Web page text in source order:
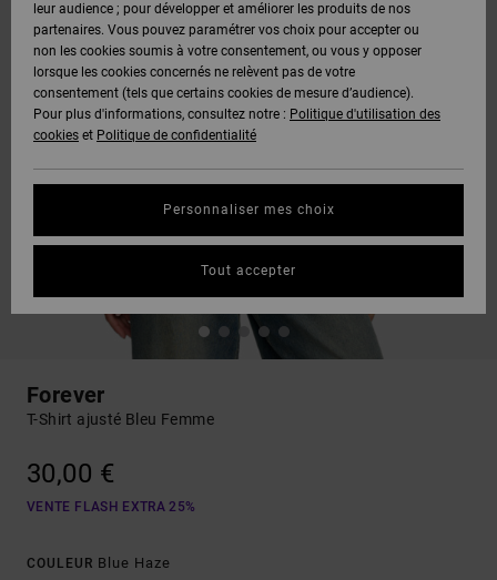
Forever
T-Shirt ajusté Bleu Femme
30,00 €
VENTE FLASH EXTRA 25%
COULEUR Blue Haze
leur audience ; pour développer et améliorer les produits de nos
partenaires. Vous pouvez paramétrer vos choix pour accepter ou
non les cookies soumis à votre consentement, ou vous y opposer
lorsque les cookies concernés ne relèvent pas de votre
consentement (tels que certains cookies de mesure d’audience).
Pour plus d'informations, consultez notre : Politique d'utilisation des
cookies et Politique de confidentialité
Personnaliser mes choix
Tout accepter